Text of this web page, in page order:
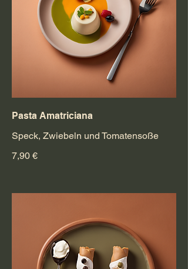
Pasta Amatriciana
Speck, Zwiebeln und Tomatensoße
7,90 €